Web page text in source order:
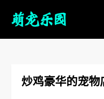
炒鸡豪华的宠